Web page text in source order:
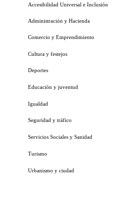
Accesibilidad Universal e Inclusión
Administración y Hacienda
Comercio y Emprendimiento
Cultura y festejos
Deportes
Educación y juventud
Igualdad
Seguridad y tráfico
Servicios Sociales y Sanidad
Turismo
Urbanismo y ciudad